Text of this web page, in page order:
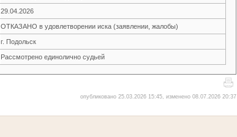
29.04.2026
ОТКАЗАНО в удовлетворении иска (заявлении, жалобы)
г. Подольск
Рассмотрено единолично судьей
опубликовано 25.03.2026 15:45, изменено 08.07.2026 20:37